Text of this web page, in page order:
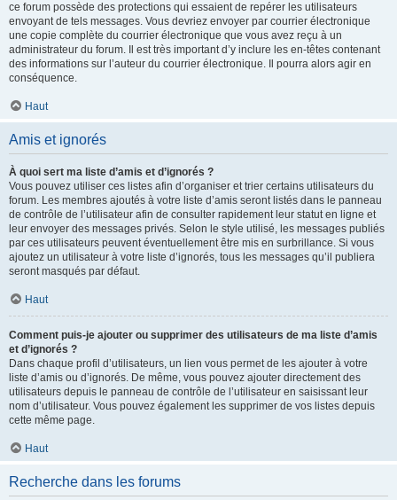
ce forum possède des protections qui essaient de repérer les utilisateurs
envoyant de tels messages. Vous devriez envoyer par courrier électronique
une copie complète du courrier électronique que vous avez reçu à un
administrateur du forum. Il est très important d’y inclure les en-têtes contenant
des informations sur l’auteur du courrier électronique. Il pourra alors agir en
conséquence.
Haut
Amis et ignorés
À quoi sert ma liste d’amis et d’ignorés ?
Vous pouvez utiliser ces listes afin d’organiser et trier certains utilisateurs du
forum. Les membres ajoutés à votre liste d’amis seront listés dans le panneau
de contrôle de l’utilisateur afin de consulter rapidement leur statut en ligne et
leur envoyer des messages privés. Selon le style utilisé, les messages publiés
par ces utilisateurs peuvent éventuellement être mis en surbrillance. Si vous
ajoutez un utilisateur à votre liste d’ignorés, tous les messages qu’il publiera
seront masqués par défaut.
Haut
Comment puis-je ajouter ou supprimer des utilisateurs de ma liste d’amis
et d’ignorés ?
Dans chaque profil d’utilisateurs, un lien vous permet de les ajouter à votre
liste d’amis ou d’ignorés. De même, vous pouvez ajouter directement des
utilisateurs depuis le panneau de contrôle de l’utilisateur en saisissant leur
nom d’utilisateur. Vous pouvez également les supprimer de vos listes depuis
cette même page.
Haut
Recherche dans les forums